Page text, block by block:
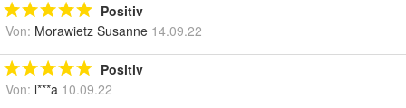
Positiv
Von: Morawietz Susanne 14.09.22
Positiv
Von: l***a 10.09.22